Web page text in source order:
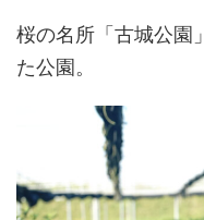
桜の名所「古城公園
た公園。